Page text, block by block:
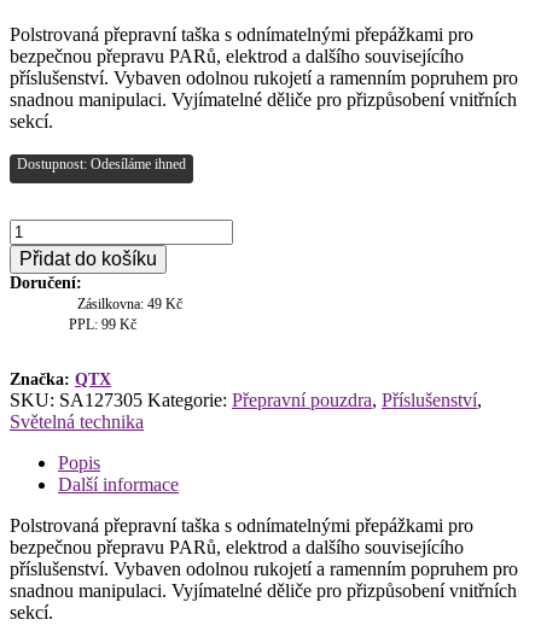
Polstrovaná přepravní taška s odnímatelnými přepážkami pro
bezpečnou přepravu PARů, elektrod a dalšího souvisejícího
příslušenství. Vybaven odolnou rukojetí a ramenním popruhem pro
snadnou manipulaci. Vyjímatelné děliče pro přizpůsobení vnitřních
sekcí.
Dostupnost: Odesíláme ihned
QTX
přepravní
taška
na
příslušenství
množství
Přidat do košíku
Doručení:
Zásilkovna: 49 Kč
PPL: 99 Kč
Značka: QTX
SKU: SA127305 Kategorie: Přepravní pouzdra, Příslušenství,
Světelná technika
Popis
Další informace
Polstrovaná přepravní taška s odnímatelnými přepážkami pro
bezpečnou přepravu PARů, elektrod a dalšího souvisejícího
příslušenství. Vybaven odolnou rukojetí a ramenním popruhem pro
snadnou manipulaci. Vyjímatelné děliče pro přizpůsobení vnitřních
sekcí.